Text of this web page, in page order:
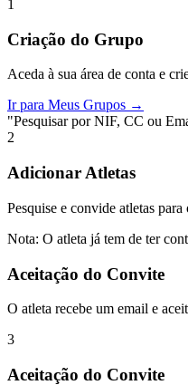
1
Criação do Grupo
Aceda à sua área de conta e
Ir para Meus Grupos →
"Pesquisar por NIF, CC ou
2
Adicionar Atletas
Pesquise e convide atletas
Nota: O atleta já tem de ter
Aceitação do Convite
O atleta recebe um email e
3
Aceitação do Convite